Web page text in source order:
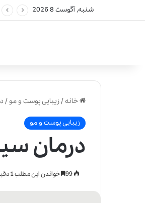
شنبه, آگوست 8 2026
خانه/زیبایی پوست و مو /
زیبایی پوست و مو
درمان
خواندن این مطلب 1 دقیقه زمان میبرد